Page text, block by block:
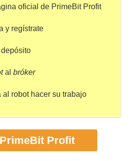
oficial de PrimeBit Profit
y regístrate
al bróker
al robot hacer su trabajo
Profit